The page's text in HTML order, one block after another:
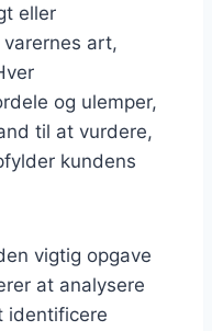
eller
art,
og ulemper,
til at vurdere,
kundens
vigtig opgave
at analysere
identificere